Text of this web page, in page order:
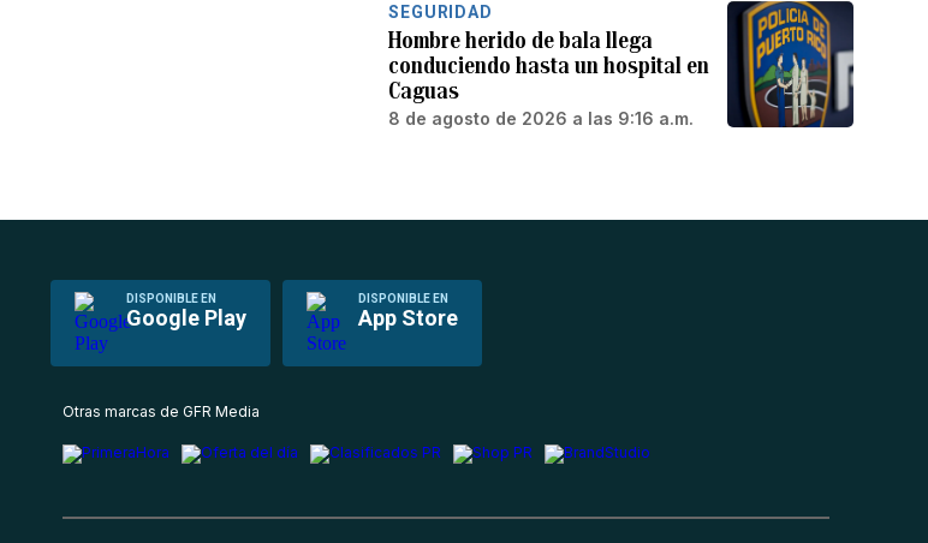
SEGURIDAD
Hombre herido de bala llega
conduciendo hasta un hospital en
Caguas
8 de agosto de 2026 a las 9:16 a.m.
DISPONIBLE EN
Google Play
DISPONIBLE EN
App Store
Otras marcas de GFR Media